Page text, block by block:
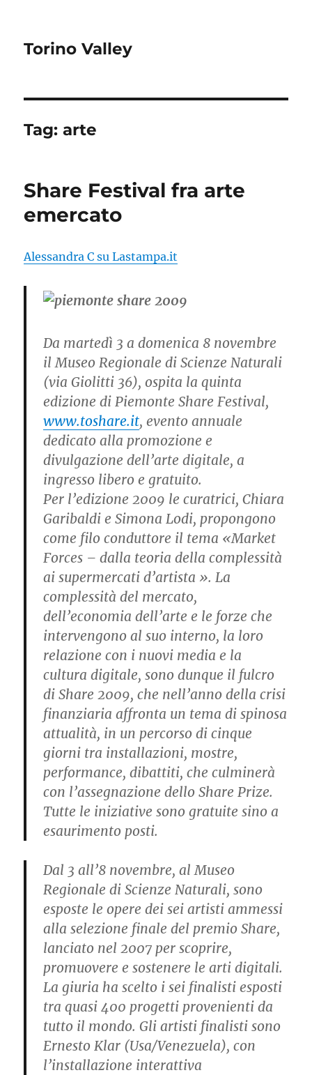
Torino Valley
Tag:arte
Share Festival fra arte
emercato
Alessandra C su Lastampa.it
Da martedì 3 a domenica 8 novembre
il Museo Regionale di Scienze Naturali
(via Giolitti 36), ospita la quinta
edizione di Piemonte Share Festival,
www.toshare.it, evento annuale
dedicato alla promozione e
divulgazione dell’arte digitale, a
ingresso libero e gratuito.
Per l’edizione 2009 le curatrici, Chiara
Garibaldi e Simona Lodi, propongono
come filo conduttore il tema «Market
Forces – dalla teoria della complessità
ai supermercati d’artista ». La
complessità del mercato,
dell’economia dell’arte e le forze che
intervengono al suo interno, la loro
relazione con i nuovi media e la
cultura digitale, sono dunque il fulcro
di Share 2009, che nell’anno della crisi
finanziaria affronta un tema di spinosa
attualità, in un percorso di cinque
giorni tra installazioni, mostre,
performance, dibattiti, che culminerà
con l’assegnazione dello Share Prize.
Tutte le iniziative sono gratuite sino a
esaurimento posti.
Dal 3 all’8 novembre, al Museo
Regionale di Scienze Naturali, sono
esposte le opere dei sei artisti ammessi
alla selezione finale del premio Share,
lanciato nel 2007 per scoprire,
promuovere e sostenere le arti digitali.
La giuria ha scelto i sei finalisti esposti
tra quasi 400 progetti provenienti da
tutto il mondo. Gli artisti finalisti sono
Ernesto Klar (Usa/Venezuela), con
l’installazione interattiva